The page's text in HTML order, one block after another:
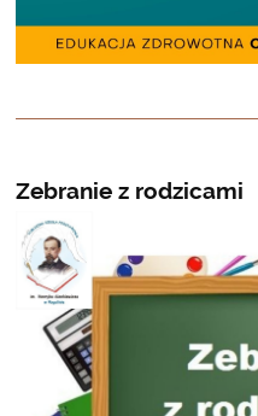
Zebranie z rodzicami